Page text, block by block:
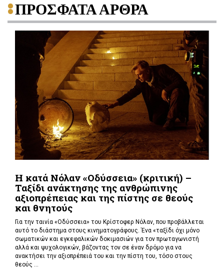
ΠΡΟΣΦΑΤΑ ΑΡΘΡΑ
Η κατά Νόλαν «Οδύσσεια» (κριτική) –
Ταξίδι ανάκτησης της ανθρώπινης
αξιοπρέπειας και της πίστης σε θεούς
και θνητούς
Για την ταινία «Οδύσσεια» του Κρίστοφερ Νόλαν,που προβάλλεται
αυτό το διάστημα στους κινηματογράφους. Ένα «ταξίδι όχι μόνο
σωματικών και εγκεφαλικών δοκιμασιών για τον πρωταγωνιστή
αλλά και ψυχολογικών, βάζοντας τον σε έναν δρόμο για να
ανακτήσει την αξιοπρέπειά του και την πίστη του, τόσο στους
θεούς ...